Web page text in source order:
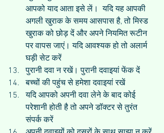
आपको याद आता इसे लें।  यदि यह आपकी
अगली खुराक के समय आसपास है, तो मिस्ड
खुराक को छोड़ दें और अपने नियमित रूटीन
पर वापस जाएं। यदि आवश्यक हो तो अलार्म
घड़ी सेट करें
पुरानी दवा न रखें। पुरानी दवाइयां फेंक दें
बच्चों की पहुंच से हमेशा दवाइयां रखें
यदि आपको अपनी दवा लेने के बाद कोई
परेशानी होती है तो अपने डॉक्टर से तुरंत
संपर्क करें